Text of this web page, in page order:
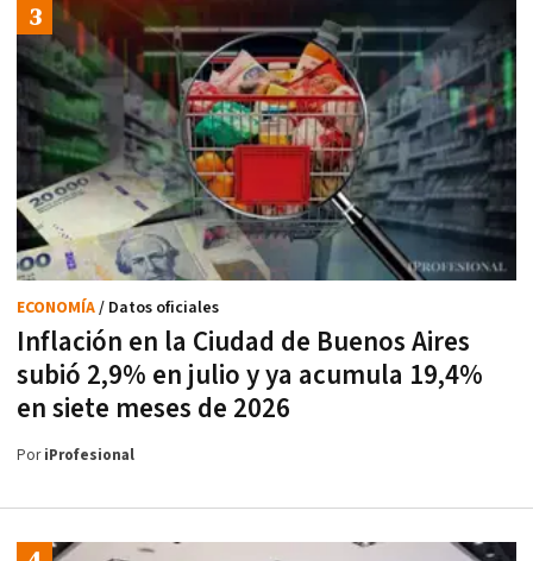
Inflación en la Ciudad de Buenos Aires
subió 2,9% en julio y ya acumula 19,4%
en siete meses de 2026
ECONOMÍA/ Datos oficiales
PoriProfesional